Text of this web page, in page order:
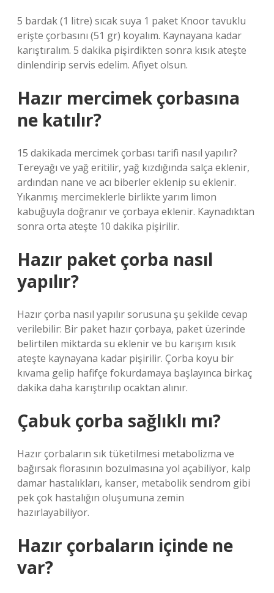
5 bardak (1 litre) sıcak suya 1 paket Knoor tavuklu
erişte çorbasını (51 gr) koyalım. Kaynayana kadar
karıştıralım. 5 dakika pişirdikten sonra kısık ateşte
dinlendirip servis edelim. Afiyet olsun.
Hazır mercimek çorbasına
ne katılır?
15 dakikada mercimek çorbası tarifi nasıl yapılır?
Tereyağı ve yağ eritilir, yağ kızdığında salça eklenir,
ardından nane ve acı biberler eklenip su eklenir.
Yıkanmış mercimeklerle birlikte yarım limon
kabuğuyla doğranır ve çorbaya eklenir. Kaynadıktan
sonra orta ateşte 10 dakika pişirilir.
Hazır paket çorba nasıl
yapılır?
Hazır çorba nasıl yapılır sorusuna şu şekilde cevap
verilebilir: Bir paket hazır çorbaya, paket üzerinde
belirtilen miktarda su eklenir ve bu karışım kısık
ateşte kaynayana kadar pişirilir. Çorba koyu bir
kıvama gelip hafifçe fokurdamaya başlayınca birkaç
dakika daha karıştırılıp ocaktan alınır.
Çabuk çorba sağlıklı mı?
Hazır çorbaların sık tüketilmesi metabolizma ve
bağırsak florasının bozulmasına yol açabiliyor, kalp
damar hastalıkları, kanser, metabolik sendrom gibi
pek çok hastalığın oluşumuna zemin
hazırlayabiliyor.
Hazır çorbaların içinde ne
var?